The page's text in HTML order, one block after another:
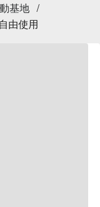
基地 /
由使用